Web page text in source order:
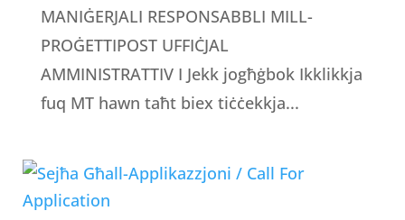
MANIĠERJALI RESPONSABBLI MILL-
PROĠETTIPOST UFFIĊJAL
AMMINISTRATTIV I Jekk jogħġbok Ikklikkja
fuq MT hawn taħt biex tiċċekkja...